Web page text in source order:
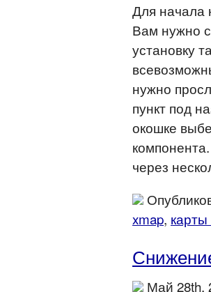
Для начала
Вам нужно
установку
нужно
пункт под
окошке
через
xmap,
Май 28th,